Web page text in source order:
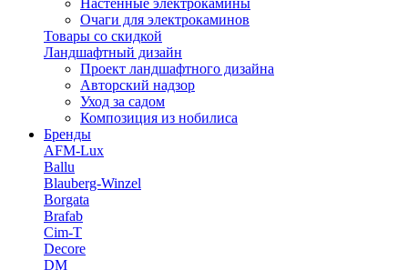
Настенные электрокамины
Очаги для электрокаминов
Товары со скидкой
Ландшафтный дизайн
Проект ландшафтного дизайна
Авторский надзор
Уход за садом
Композиция из нобилиса
Бренды
AFM-Lux
Ballu
Blauberg-Winzel
Borgata
Brafab
Cim-T
Decore
DM